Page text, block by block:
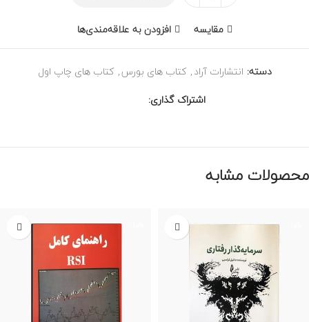
مقایسه افزودن به علاقه‌مندی‌ها
دسته: انتشارات آراد, کتاب های بورس, کتاب های چاپ اول
اشتراک گذاری
محصولات مشابه